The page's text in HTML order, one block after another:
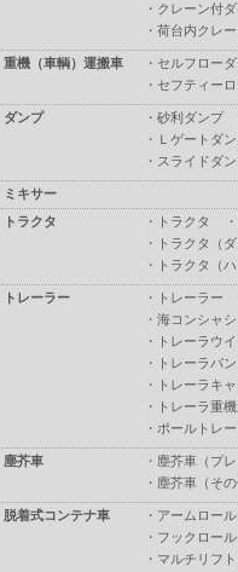
・ クレーン付
・ 荷台内クレー
重機（車輌）運搬車 ・ セルフローダ
・ セフティー
ダンプ ・ 砂利ダンプ
・ Ｌゲートダ
・ スライドダ
ミキサー
トラクタ
・ トラクタ ・
・
トラクタ（ダ
・
トラクタ（
トレーラー ・ トレーラー
・ 海コンシャシ
・
トレーラウ
・
トレーラバン
・
トレーラキ
・
トレーラ重
・ ポールトレ
塵芥車 ・ 塵芥車（プレ
・ 塵芥車（その
脱着式コンテナ車 ・ アームロール
・ フックロール
・ マルチリフト